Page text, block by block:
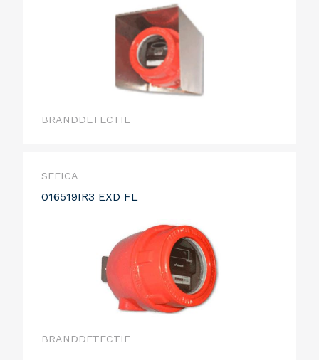
BRANDDETECTIE
SEFICA
016519IR3 EXD FL
BRANDDETECTIE